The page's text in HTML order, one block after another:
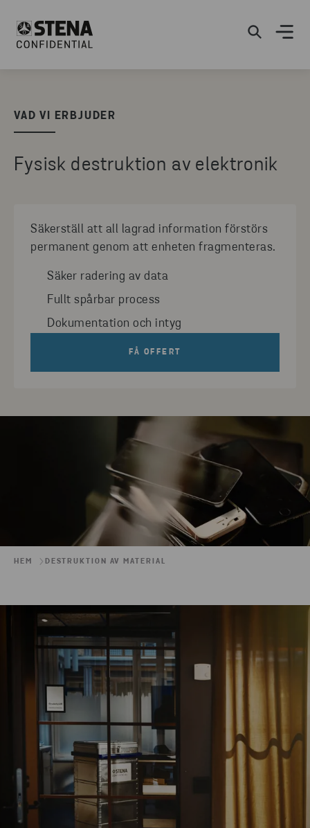
VAD VI ERBJUDER
Fysisk destruktion av elektronik
Säkerställ att all lagrad information förstörs
permanent genom att enheten fragmenteras.
Säker radering av data
Fullt spårbar process
Dokumentation och intyg
FÅ OFFERT
HEM DESTRUKTION AV MATERIAL